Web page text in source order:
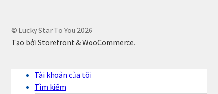
© Lucky Star To You 2026
Tạo bởi Storefront & WooCommerce.
Tài khoản của tôi
Tìm kiếm